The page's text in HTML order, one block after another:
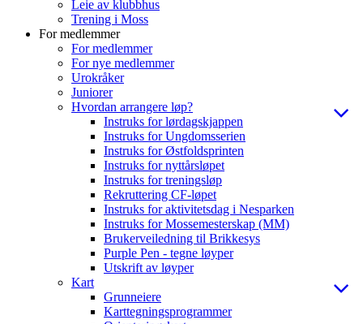
Leie av klubbhus
Trening i Moss
For medlemmer
For medlemmer
For nye medlemmer
Urokråker
Juniorer
Hvordan arrangere løp?
Instruks for lørdagskjappen
Instruks for Ungdomsserien
Instruks for Østfoldsprinten
Instruks for nyttårsløpet
Instruks for treningsløp
Rekruttering CF-løpet
Instruks for aktivitetsdag i Nesparken
Instruks for Mossemesterskap (MM)
Brukerveiledning til Brikkesys
Purple Pen - tegne løyper
Utskrift av løyper
Kart
Grunneiere
Karttegningsprogrammer